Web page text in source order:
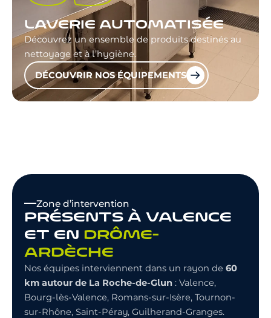
LAVERIE AUTOMATISÉE
Découvrez un ensemble de produits destinés au
nettoyage et à l’hygiène.
DÉCOUVRIR NOS ÉQUIPEMENTS
Zone d’intervention
PRÉSENTS À VALENCE
ET EN DRÔME-
ARDÈCHE
Nos équipes interviennent dans un rayon de 60
km autour de La Roche-de-Glun : Valence,
Bourg-lès-Valence, Romans-sur-Isère, Tournon-
sur-Rhône, Saint-Péray, Guilherand-Granges.